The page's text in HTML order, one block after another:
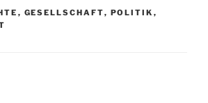
, GESELLSCHAFT, POLITIK ,